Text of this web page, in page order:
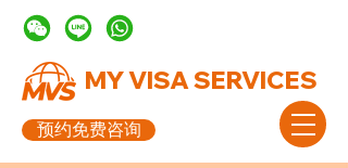
MY VISA SERVICES
预约免费咨询